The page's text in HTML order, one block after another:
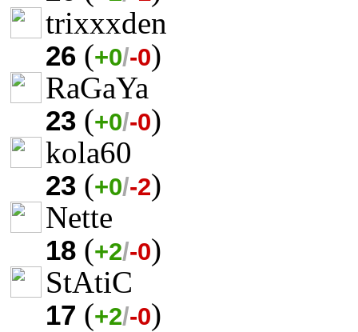
trixxxden
26 (+0/-0)
RaGaYa
23 (+0/-0)
kola60
23 (+0/-2)
Nette
18 (+2/-0)
StAtiC
17 (+2/-0)